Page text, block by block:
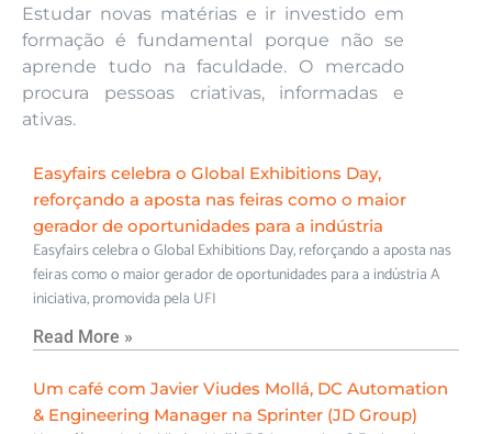
Estudar novas matérias e ir investido em
formação é fundamental porque não se
aprende tudo na faculdade. O mercado
procura pessoas criativas, informadas e
ativas.
Easyfairs celebra o Global Exhibitions Day,
reforçando a aposta nas feiras como o maior
gerador de oportunidades para a indústria
Easyfairs celebra o Global Exhibitions Day, reforçando a aposta nas
feiras como o maior gerador de oportunidades para a indústria A
iniciativa, promovida pela UFI
Read More »
Um café com Javier Viudes Mollá, DC Automation
& Engineering Manager na Sprinter (JD Group)